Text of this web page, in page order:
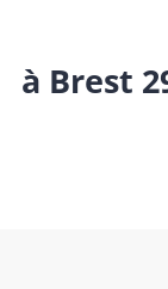
à Brest